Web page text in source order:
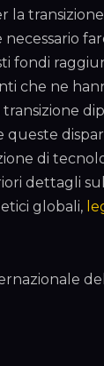
la
fondi
che ne
queste
di
dettagli
globali,